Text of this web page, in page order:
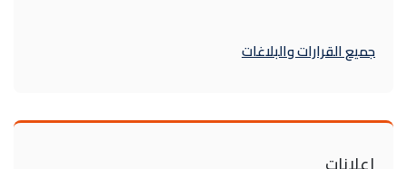
جميع القرارات والبلاغات